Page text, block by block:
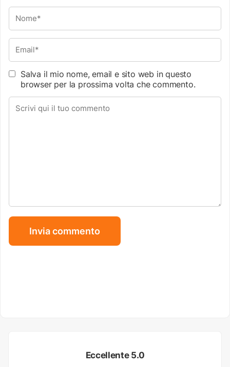
Salva il mio nome, email e sito web in questo
browser per la prossima volta che commento.
Eccellente 5.0